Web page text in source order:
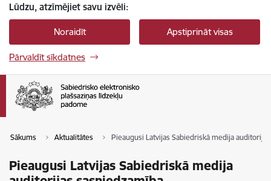
Lūdzu, atzīmējiet savu izvēli:
Noraidīt Apstiprināt visas
Pārvaldīt sīkdatnes
Sākums Aktualitātes Pieaugusi Latvijas Sabiedriskā medija
Pieaugusi Latvijas Sabiedriskā medija